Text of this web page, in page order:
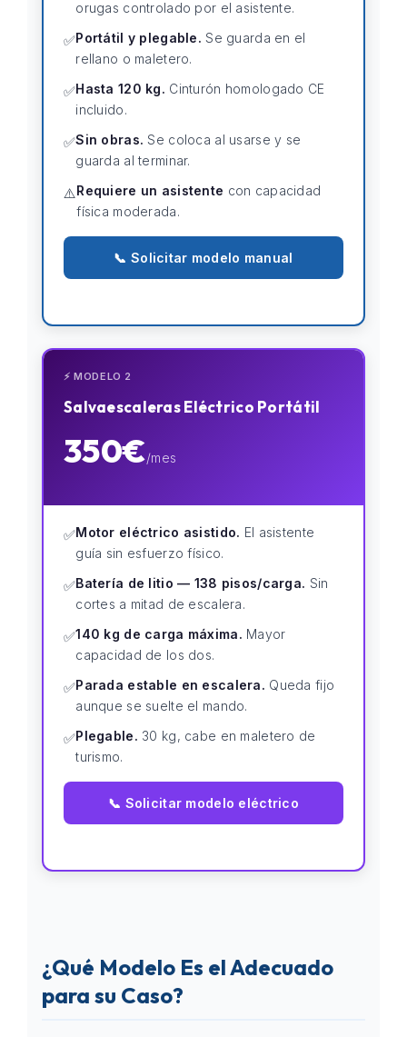
orugas controlado por el asistente.
✅Portátil y plegable. Se guarda en el
rellano o maletero.
✅Hasta 120 kg. Cinturón homologado CE
incluido.
✅Sin obras. Se coloca al usarse y se
guarda al terminar.
⚠️Requiere un asistente con capacidad
física moderada.
📞 Solicitar modelo manual
⚡ MODELO 2
Salvaescaleras Eléctrico Portátil
350€/mes
✅Motor eléctrico asistido. El asistente
guía sin esfuerzo físico.
✅Batería de litio — 138 pisos/carga. Sin
cortes a mitad de escalera.
✅140 kg de carga máxima. Mayor
capacidad de los dos.
✅Parada estable en escalera. Queda fijo
aunque se suelte el mando.
✅Plegable. 30 kg, cabe en maletero de
turismo.
📞 Solicitar modelo eléctrico
¿Qué Modelo Es el Adecuado
para su Caso?